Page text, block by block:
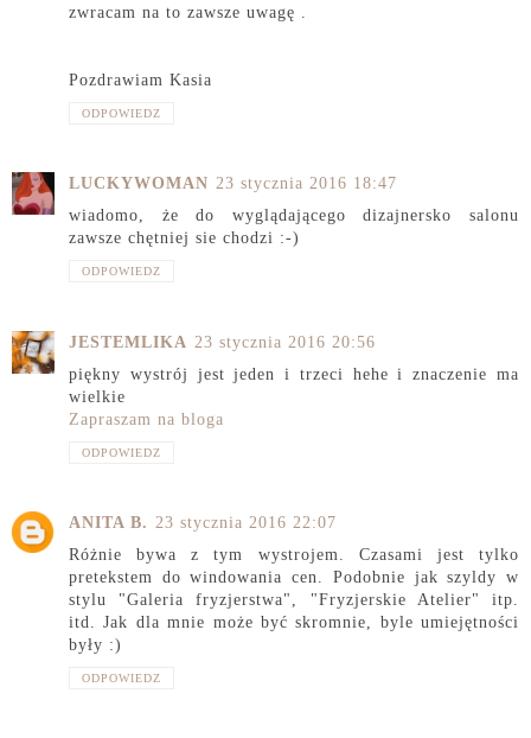
zwracam na to zawsze uwagę .
Pozdrawiam Kasia
ODPOWIEDZ
LUCKYWOMAN 23 stycznia 2016 18:47
wiadomo, że do wyglądającego dizajnersko salonu
zawsze chętniej sie chodzi :-)
ODPOWIEDZ
JESTEMLIKA 23 stycznia 2016 20:56
piękny wystrój jest jeden i trzeci hehe i znaczenie ma
wielkie
Zapraszam na bloga
ODPOWIEDZ
ANITA B. 23 stycznia 2016 22:07
Różnie bywa z tym wystrojem. Czasami jest tylko
pretekstem do windowania cen. Podobnie jak szyldy w
stylu "Galeria fryzjerstwa", "Fryzjerskie Atelier" itp.
itd. Jak dla mnie może być skromnie, byle umiejętności
były :)
ODPOWIEDZ